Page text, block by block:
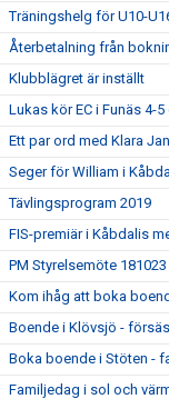
Träningshelg för U10-
Återbetalning från
Klubblägret är inställt
Lukas kör EC i Funäs 4-5
Ett par ord med Klara
Seger för William i
Tävlingsprogram 2019
FIS-premiär i Kåbdalis
PM Styrelsemöte 181023
Kom ihåg att boka
Boende i Klövsjö -
Boka boende i Stöten -
Familjedag i sol och